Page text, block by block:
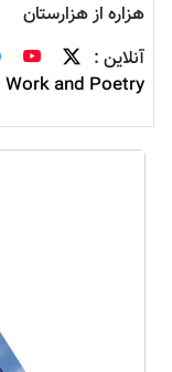
هزاره از هزارستان
آنلاین :
Work and Poetry